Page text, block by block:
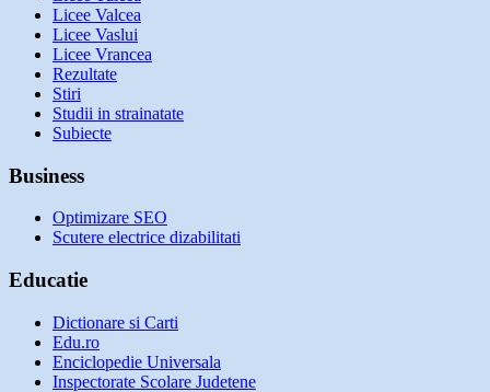
Licee Valcea
Licee Vaslui
Licee Vrancea
Rezultate
Stiri
Studii in strainatate
Subiecte
Business
Optimizare SEO
Scutere electrice dizabilitati
Educatie
Dictionare si Carti
Edu.ro
Enciclopedie Universala
Inspectorate Scolare Judetene